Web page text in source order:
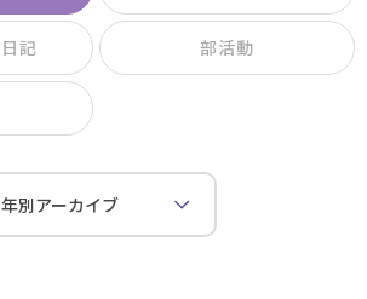
記 部活動